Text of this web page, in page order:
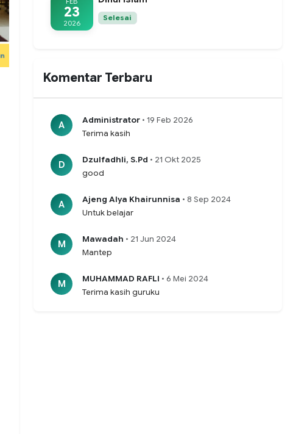
23
2026
Selesai
Komentar Terbaru
A Administrator • 19 Feb 2026
Terima kasih
D Dzulfadhli, S.Pd • 21 Okt 2025
good
A Ajeng Alya Khairunnisa • 8 Sep 2024
Untuk belajar
M Mawadah • 21 Jun 2024
Mantep
M MUHAMMAD RAFLI • 6 Mei 2024
Terima kasih guruku